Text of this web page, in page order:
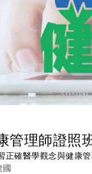
管理師證照
正確醫學觀念與健康
國